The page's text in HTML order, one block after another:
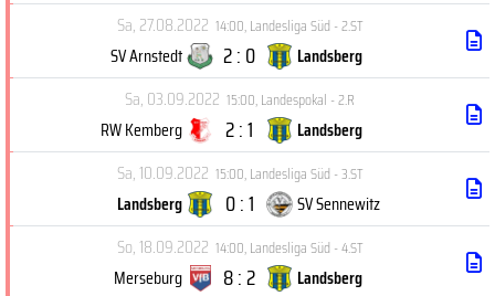
Sa, 27.08.2022 14:00,Landesliga Süd - 2.ST
SV Arnstedt 2 : 0
Landsberg
Sa, 03.09.2022 15:00,Landespokal - 2.R
RW Kemberg 2 : 1
Landsberg
Sa, 10.09.2022 15:00,Landesliga Süd - 3.ST
Landsberg 0 : 1
SV Sennewitz
So, 18.09.2022 14:00,Landesliga Süd - 4.ST
Merseburg 8 : 2
Landsberg